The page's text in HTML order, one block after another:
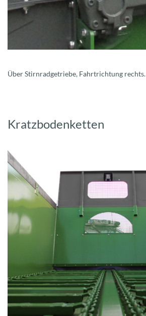
Über Stirnradgetriebe, Fahrtrichtung rechts.
Kratzbodenketten